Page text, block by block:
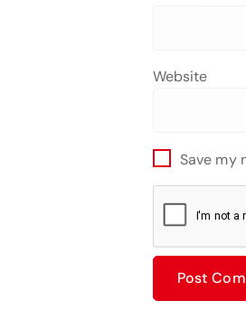
Website
Save my